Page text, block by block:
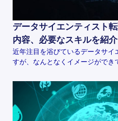
データサイエンティスト
内容、必要なスキルを紹介
近年注目を浴びているデータサイ
すが、なんとなくイメージがで